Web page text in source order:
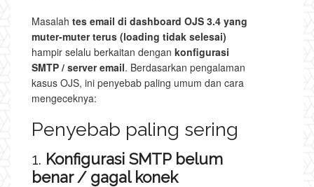
Masalah tes email di dashboard OJS 3.4 yang
muter-muter terus (loading tidak selesai)
hampir selalu berkaitan dengan konfigurasi
SMTP / server email. Berdasarkan pengalaman
kasus OJS, ini penyebab paling umum dan cara
mengeceknya:
Penyebab paling sering
1. Konfigurasi SMTP belum
benar / gagal konek